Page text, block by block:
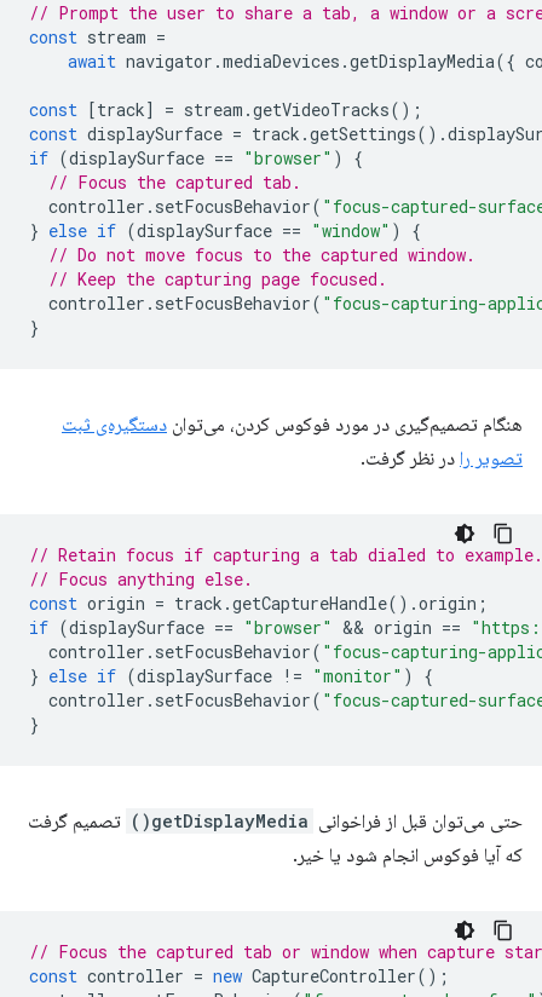
// Prompt the user to share a tab, a window or a
const stream =
await navigator .mediaDevices .getDisplayMedia({
const [track] = stream .getVideoTracks();
const displaySurface = track .getSettings().
if (displaySurface == "browser" )
{
// Focus the captured tab.
controller . setFocusBehavior( "focus-captured-
} else if (displaySurface == "window" )
{
// Do not move focus to the captured window.
// Keep the capturing page focused.
controller . setFocusBehavior( "focus-capturing-
}
هنگام تصمیم‌گیری در مورد فوکوس کردن، می‌توان دستگیره‌ی ثبت
تصویر را در نظر گرفت.
// Retain focus if capturing a tab dialed to
// Focus anything else.
const origin = track .getCaptureHandle().origin ;
if (displaySurface == "browser" && origin ==
controller . setFocusBehavior( "focus-capturing-
} else if (displaySurface != "monitor" )
{
controller . setFocusBehavior( "focus-captured-
}
حتی می‌توان قبل از فراخوانی getDisplayMedia()
تصمیم گرفت
که آیا فوکوس انجام شود یا خیر.
// Focus the captured tab or window when capture
const controller = new CaptureController();